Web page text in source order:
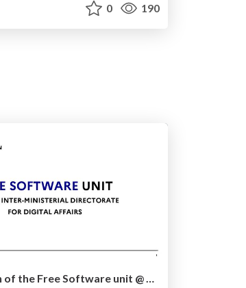
0 190
Presentation of the Free Software unit @ Etalab/DINUM